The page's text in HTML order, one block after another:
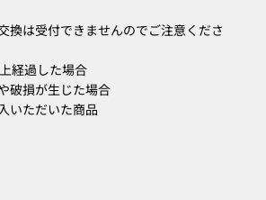
換は受付できませんのでご注意くださ
経過した場合
破損が生じた場合
いただいた商品